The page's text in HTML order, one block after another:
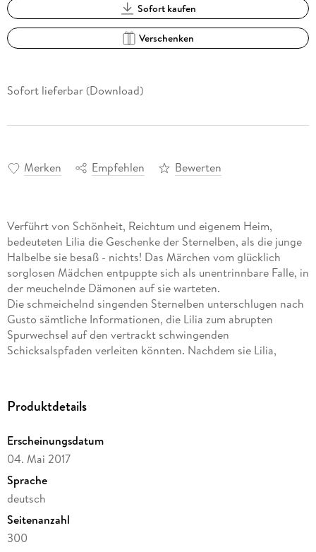
Sofort kaufen
Verschenken
Sofort lieferbar (Download)
Merken Empfehlen Bewerten
Verführt von Schönheit, Reichtum und eigenem Heim,
bedeuteten Lilia die Geschenke der Sternelben, als die junge
Halbelbe sie besaß - nichts! Das Märchen vom glücklich
sorglosen Mädchen entpuppte sich als unentrinnbare Falle, in
der meuchelnde Dämonen auf sie warteten.
Die schmeichelnd singenden Sternelben unterschlugen nach
Gusto sämtliche Informationen, die Lilia zum abrupten
Spurwechsel auf den vertrackt schwingenden
Schicksalspfaden verleiten könnten. Nachdem sie Lilia,
Dickschädel nicht nach!
Lehrerin, gaukelte Freundschaft zwischen den ungleichen
Frauen vor. Allzu leicht ließ sich das einsame Herz der
Halbelbe davon verlocken. Und dann gab es da obendrein
diesen zutiefst unsympathischen, sie trotzdem magisch
anziehenden Alexis Lord of Lightninghouse in Schottland.
Eine ziemlich heikle Gemengelage, um den bedeutendsten
Schatz der Elben, ihr Elbensilber, aus dem Besitz des
Produktdetails
Erscheinungsdatum
04. Mai 2017
Sprache
deutsch
Seitenanzahl
300